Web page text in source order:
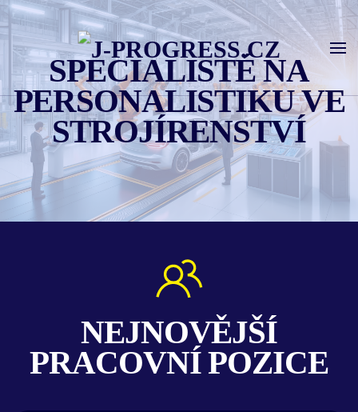
Skip to main content
SPECIALISTÉ NA
PERSONALISTIKU VE
STROJÍRENSTVÍ
NEJNOVĚJŠÍ
PRACOVNÍ POZICE